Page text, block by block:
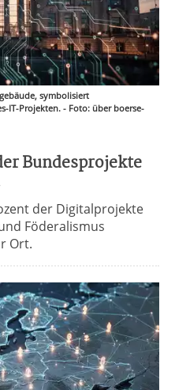
symbolisiert
IT-Projekten. - Foto: über boerse-
Bundesprojekte
der Digitalprojekte
Föderalismus
Ort.